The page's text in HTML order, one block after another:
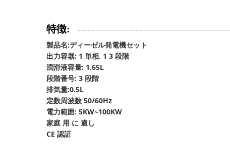
特徴:
製品名:ディーゼル発電機セット
出力容器: 1 単相, 1 3 段階
潤滑液容量: 1.65L
段階番号: 3 段階
排気量:0.5L
定数周波数 50/60Hz
電力範囲: 5KW~100KW
家庭 用 に 適し
CE 認証